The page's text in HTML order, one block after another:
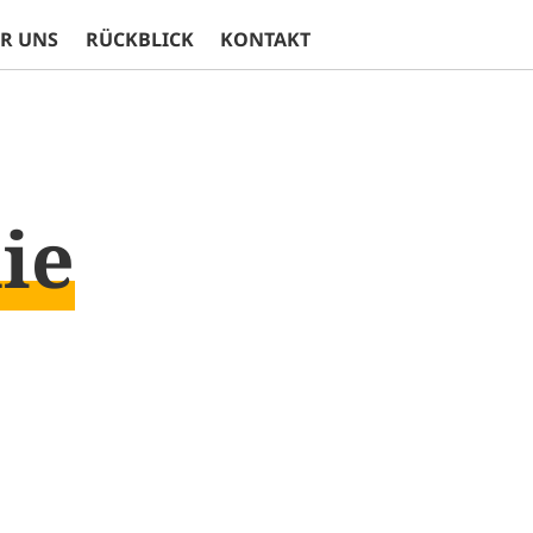
UNS RÜCKBLICK KONTAKT